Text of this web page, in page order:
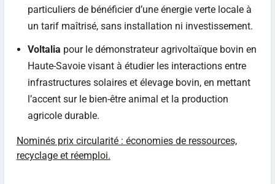
particuliers de bénéficier d’une énergie verte locale à
un tarif maîtrisé, sans installation ni investissement.
Voltalia pour le démonstrateur agrivoltaïque bovin en
Haute-Savoie visant à étudier les interactions entre
infrastructures solaires et élevage bovin, en mettant
l’accent sur le bien-être animal et la production
agricole durable.
Nominés prix circularité : économies de ressources,
recyclage et réemploi.